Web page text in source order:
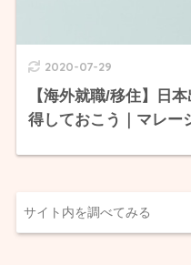
2020-07-29
【海外就職/移住】日
得しておこう｜マレー